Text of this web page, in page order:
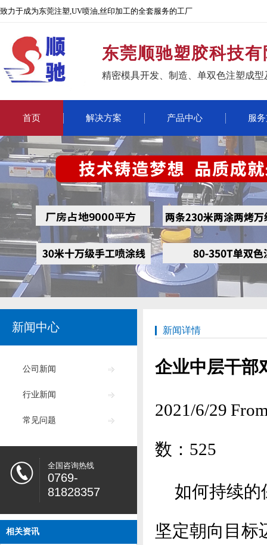
致力于成为东莞注塑,UV喷油,丝印加工的全套服务的工厂
东莞顺驰塑胶科技
精密模具开发、制造、单双色注塑成
首页 解决方案 产品中心 服
新闻中心
公司新闻
行业新闻
常见问题
全国咨询热线
0769-
81828357
相关资讯
新闻详情
企业中层干部
2021/6/29
数： 525
如何持续的
坚定朝向目标